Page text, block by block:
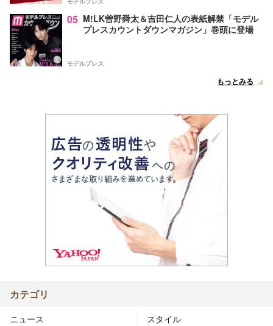
05 M!LK曽野舜太＆吉田仁人の表紙解禁「モデル
プレスカウントダウンマガジン」巻頭に登場
モデルプレス
もっとみる
カテゴリ
ニュース スタイル